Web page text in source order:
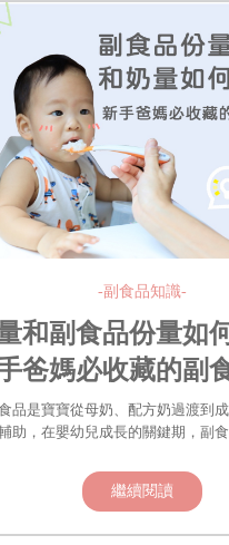
-副食品知識-
和副食品份量如
爸媽必收藏的副
技巧！
品是寶寶從母奶、配方奶過渡到
助，在嬰幼兒成長的關鍵期，副
繼續閱讀